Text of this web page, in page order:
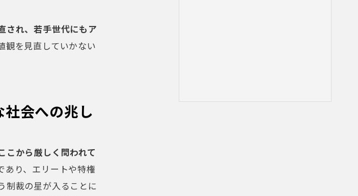
され、若手世代にもア
観を見直していかない
社会への兆し
こから厳しく問われて
あり、エリートや特権
制裁の星が入ることに